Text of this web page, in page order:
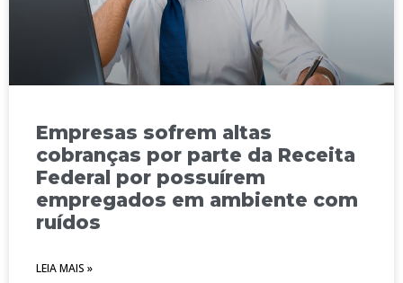
Empresas sofrem altas
cobranças por parte da Receita
Federal por possuírem
empregados em ambiente com
ruídos
LEIA MAIS »